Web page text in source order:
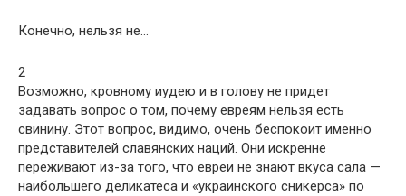
Конечно, нельзя не…
2
Возможно, кровному иудею и в голову не придет
задавать вопрос о том, почему евреям нельзя есть
свинину. Этот вопрос, видимо, очень беспокоит именно
представителей славянских наций. Они искренне
переживают из-за того, что евреи не знают вкуса сала —
наибольшего деликатеса и «украинского сникерса» по